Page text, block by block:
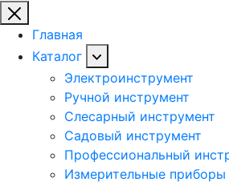
Главная
Каталог
Электроинструмент
Ручной инструмент
Слесарный инструмент
Садовый инструмент
Профессиональный
Измерительные приборы